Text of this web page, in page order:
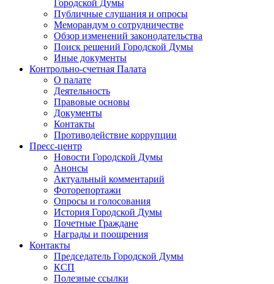
Городской Думы
Публичные слушания и опросы
Меморандум о сотрудничестве
Обзор изменений законодательства
Поиск решений Городской Думы
Иные документы
Контрольно-счетная Палата
О палате
Деятельность
Правовые основы
Документы
Контакты
Противодействие коррупции
Пресс-центр
Новости Городской Думы
Анонсы
Актуальный комментарий
Фоторепортажи
Опросы и голосования
История Городской Думы
Почетные Граждане
Награды и поощрения
Контакты
Председатель Городской Думы
КСП
Полезные ссылки